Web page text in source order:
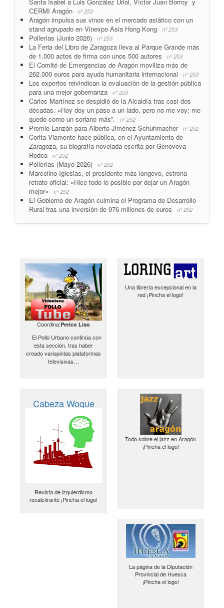
CERMI Aragón - nº 253
Aragón impulsa sus vinos en el mercado asiático con un
stand agrupado en Vinexpo Asia Hong Kong - nº 253
Pollerías (Junio 2026) - nº 253
La Feria del Libro de Zaragoza lleva al Parque Grande más
de 1.000 actos de firma con unos 500 autores - nº 253
El Comité de Emergencias de Aragón moviliza más de
262.000 euros para ayuda humanitaria internacional - nº 253
Los expertos reivindican la evaluación de la gestión pública
para una mejor gobernanza - nº 253
Carlos Martínez se despidió de la Alcaldía tras casi dos
décadas. «Hoy doy un paso a un lado, pero no me voy; me
quedo como un soriano más”. - nº 252
Premio Lanzón para Alberto Jiménez Schuhmacher- nº 252
Corita Viamonte hace pública, en el Ayuntamiento de
Zaragoza, su biografía novelada escrita por Genoveva
Rodea - nº 252
Pollerías (Mayo 2026) - nº 252
Marcelino Iglesias, el presidente más longevo, estrena
retrato oficial: «Hice todo lo posible por dejar un Aragón
mejor» - nº 252
El Gobierno de Aragón culmina el Programa de Desarrollo
Rural tras una inversión de 976 millones de euros - nº 252
Coordina:Perico Liso
El Pollo Urbano continúa con
esta sección, tras haber
creado variopintas plataformas
televisivas…
Una librería excepcional en la
red ¡Pincha el logo!
Cabeza Woque
Revista de izquierdismo
recalcitrante ¡Pincha el logo!
Todo sobre el jazz en Aragón
¡Pincha el logo!
La página de la Diputación
Provincial de Huesca
¡Pincha el logo!